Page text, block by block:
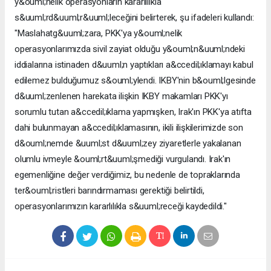
s&uuml;rd&uuml;r&uuml;leceğini belirterek, şu ifadeleri kullandı:
"Maslahatg&uuml;zara, PKK'ya y&ouml;nelik
operasyonlarımızda sivil zayiat olduğu y&ouml;n&uuml;ndeki
iddialarına istinaden d&uuml;n yaptıkları a&ccedil;ıklamayı kabul
edilemez bulduğumuz s&ouml;ylendi. IKBY'nin b&ouml;lgesinde
d&uuml;zenlenen harekata ilişkin IKBY makamları PKK'yı
sorumlu tutan a&ccedil;ıklama yapmışken, Irak'ın PKK'ya atıfta
dahi bulunmayan a&ccedil;ıklamasının, ikili ilişkilerimizde son
d&ouml;nemde &uuml;st d&uuml;zey ziyaretlerle yakalanan
olumlu ivmeyle &ouml;rt&uuml;şmediği vurgulandı. Irak'ın
egemenliğine değer verdiğimiz, bu nedenle de topraklarında
ter&ouml;ristleri barındırmaması gerektiği belirtildi,
operasyonlarımızın kararlılıkla s&uuml;receği kaydedildi."